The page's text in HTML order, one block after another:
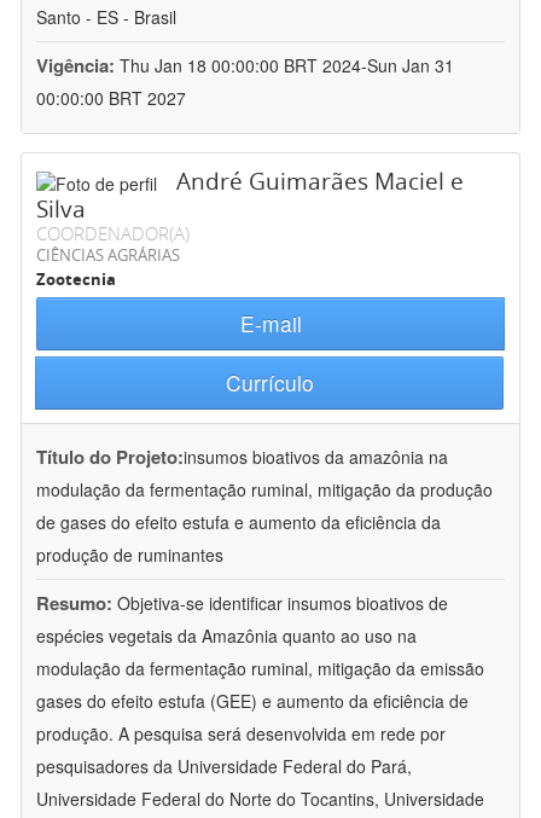
Santo - ES - Brasil
Vigência: Thu Jan 18 00:00:00 BRT 2024-Sun Jan 31
00:00:00 BRT 2027
André Guimarães Maciel e
Silva
COORDENADOR(A)
CIÊNCIAS AGRÁRIAS
Zootecnia
E-mail
Currículo
Título do Projeto:insumos bioativos da amazônia na
modulação da fermentação ruminal, mitigação da produção
de gases do efeito estufa e aumento da eficiência da
produção de ruminantes
Resumo: Objetiva-se identificar insumos bioativos de
espécies vegetais da Amazônia quanto ao uso na
modulação da fermentação ruminal, mitigação da emissão
gases do efeito estufa (GEE) e aumento da eficiência de
produção. A pesquisa será desenvolvida em rede por
pesquisadores da Universidade Federal do Pará,
Universidade Federal do Norte do Tocantins, Universidade